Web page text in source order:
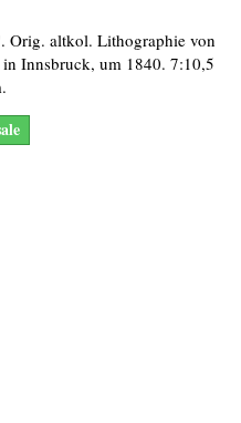
Orig. altkol. Lithographie von
Innsbruck, um 1840. 7:10,5